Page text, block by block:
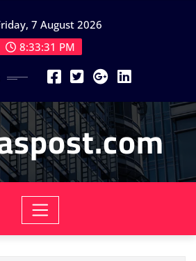
7 August 2026
8:33:33 PM